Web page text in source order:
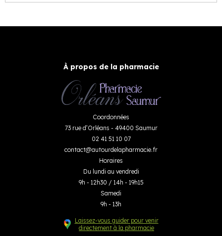
À propos de la pharmacie
Coordonnées
73 rue d’Orléans - 49400 Saumur
02 41 51 10 07
contact@autourdelapharmacie.fr
Horaires
Du lundi au vendredi
9h - 12h30 / 14h - 19h15
Samedi
9h - 13h
Laissez-vous guider pour venir
directement à la pharmacie